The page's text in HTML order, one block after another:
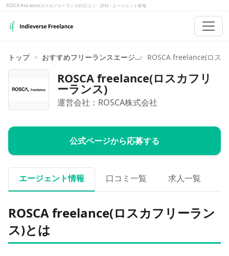
ROSCA freelance(ロスカフリーランス)の口コミ・評判・エージェント情報
トップ おすすめフリーランスエージェント
ROSCA freelance(ロスカフリ
ーランス)
運営会社： ROSCA株式会社
公式ページから応募する
エージェント情報 口コミ一覧 求人一覧
ROSCA freelance(ロスカフリーラン
ス)とは